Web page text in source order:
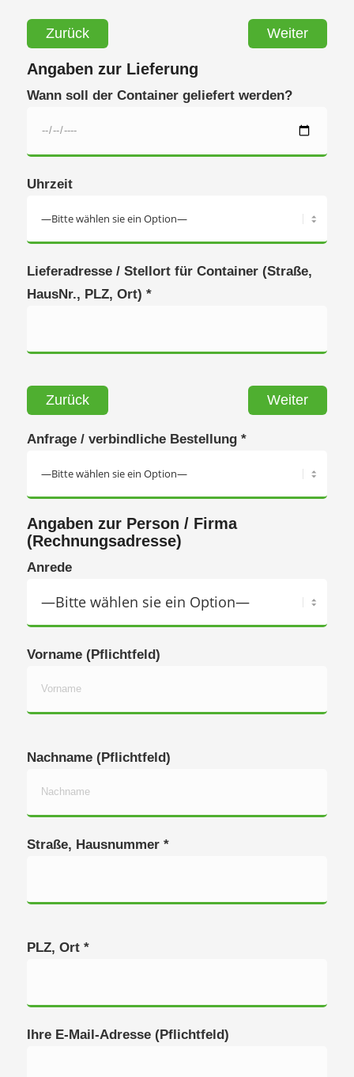
Zurück Weiter
Angaben zur Lieferung
Wann soll der Container geliefert werden?
Uhrzeit
Lieferadresse / Stellort für Container (Straße,
HausNr., PLZ, Ort) *
Zurück Weiter
Anfrage / verbindliche Bestellung *
Angaben zur Person / Firma
(Rechnungsadresse)
Anrede
Vorname (Pflichtfeld)
Nachname (Pflichtfeld)
Straße, Hausnummer *
PLZ, Ort *
Ihre E-Mail-Adresse (Pflichtfeld)